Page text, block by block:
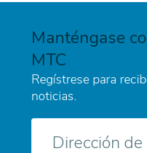
Manténgase
MTC
Regístrese para
noticias.
electrónico